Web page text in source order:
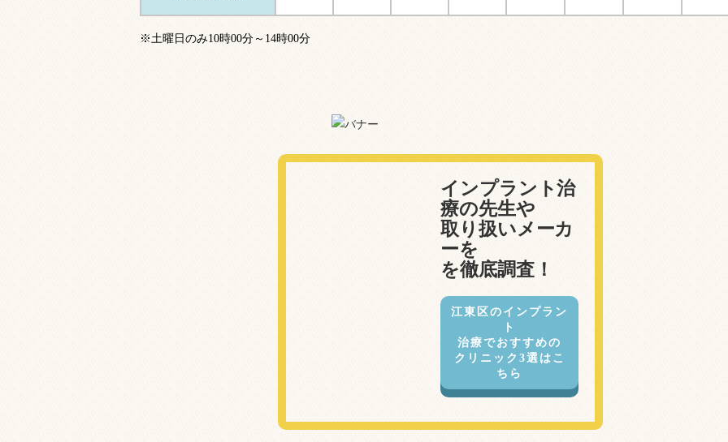
※土曜日のみ10時00分～14時00分
インプラント治
療の先生や
取り扱いメーカ
ーを
を徹底調査！
江東区のインプラン
ト
治療でおすすめの
クリニック3選はこ
ちら